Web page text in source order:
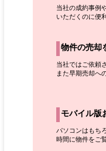
当社の成約事例
いただくのに便
物件の売却
当社ではご依頼
また早期売却へ
モバイル版
パソコンはもち
時間に物件をご